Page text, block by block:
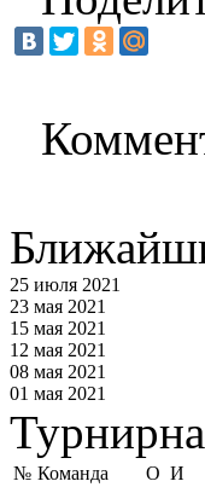
25 июля 2021
23 мая 2021
15 мая 2021
12 мая 2021
08 мая 2021
01 мая 2021
№ Команда О И